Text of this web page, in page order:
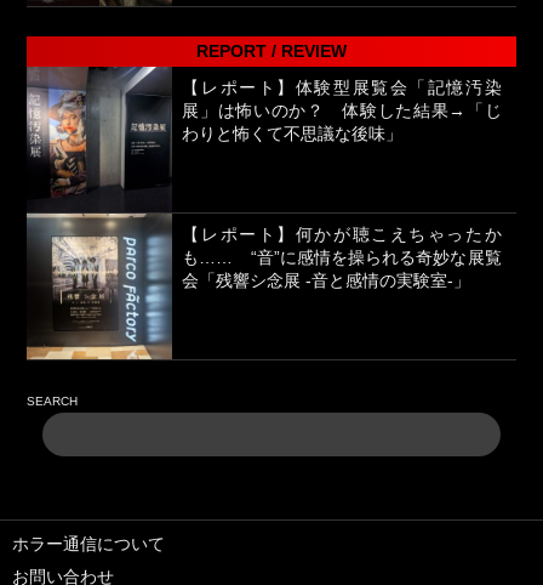
REPORT / REVIEW
【レポート】体験型展覧会「記憶汚染
展」は怖いのか？ 体験した結果→「じ
わりと怖くて不思議な後味」
【レポート】何かが聴こえちゃったか
も…… “音”に感情を操られる奇妙な展覧
会「残響シ念展 -⾳と感情の実験室-」
SEARCH
ホラー通信について
お問い合わせ